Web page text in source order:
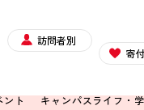
訪問者別
寄付
ント キャンパスライフ・